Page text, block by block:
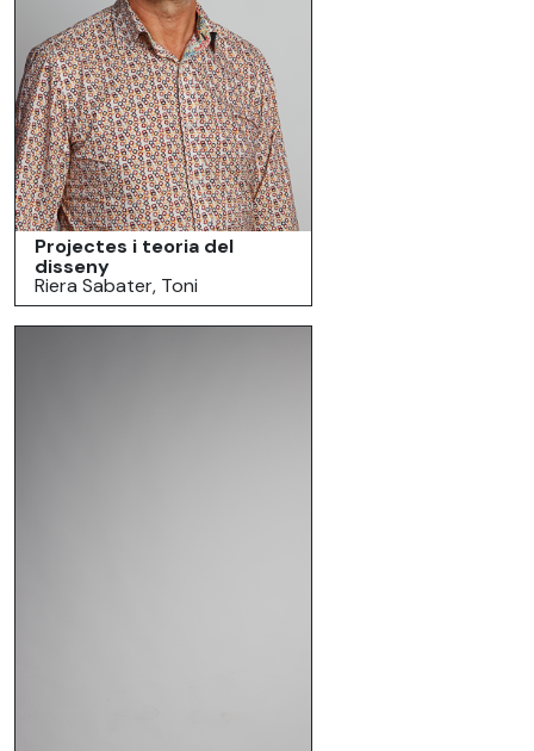
Projectes i teoria del
disseny
Riera Sabater, Toni